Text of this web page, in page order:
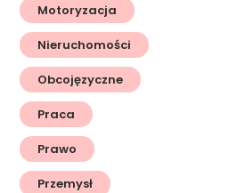
Motoryzacja
Nieruchomości
Obcojęzyczne
Praca
Prawo
Przemysł